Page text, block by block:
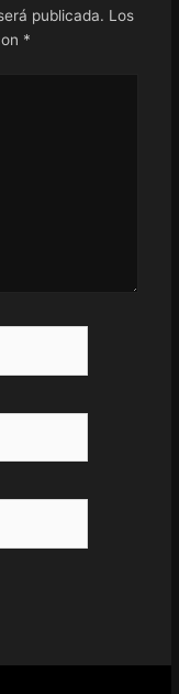
publicada. Los
*